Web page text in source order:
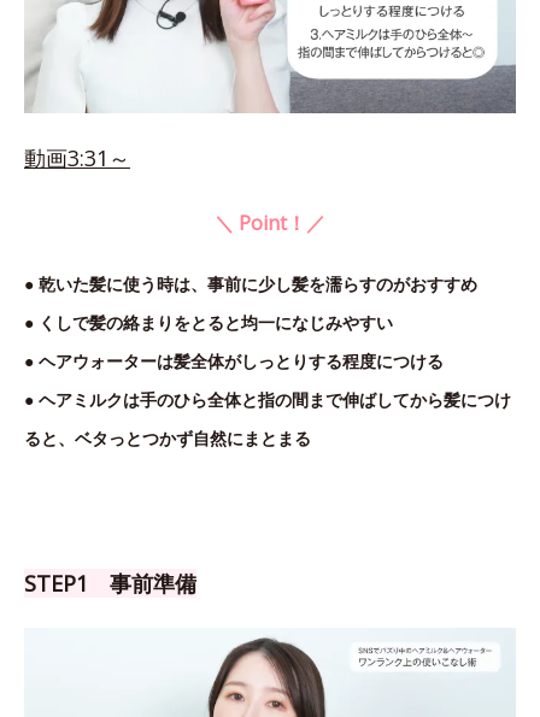
動画3:31～
＼ Point！／
● 乾いた髪に使う時は、事前に少し髪を濡らすのがおすすめ
● くしで髪の絡まりをとると均一になじみやすい
● ヘアウォーターは髪全体がしっとりする程度につける
● ヘアミルクは手のひら全体と指の間まで伸ばしてから髪につけ
ると、ベタっとつかず自然にまとまる
STEP1 事前準備